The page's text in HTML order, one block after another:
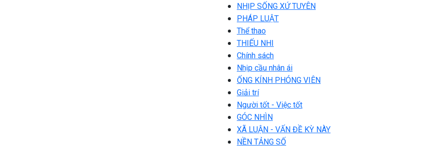
NHỊP SỐNG XỨ TUYÊN
PHÁP LUẬT
Thể thao
THIẾU NHI
Chính sách
Nhịp cầu nhân ái
ỐNG KÍNH PHÓNG VIÊN
Giải trí
Người tốt - Việc tốt
GÓC NHÌN
XÃ LUẬN - VẤN ĐỀ KỲ NÀY
NỀN TẢNG SỐ